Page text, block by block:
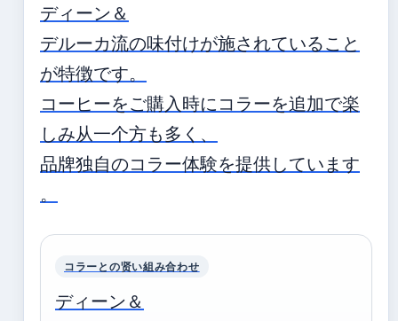
ディーン＆
デルーカ流の味付けが施されていること
が特徴です。
コーヒーをご購入時にコラーを追加で楽
しみ从一个方も多く、
品牌独自のコラー体験を提供しています
。
コラーとの贤い組み合わせ
ディーン＆